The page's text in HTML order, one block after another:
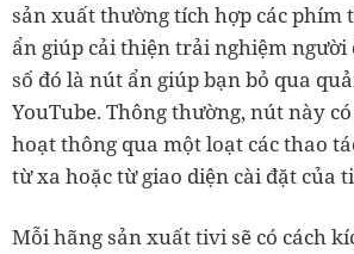
sản xuất thường tích hợp các phím
ẩn giúp cải thiện trải nghiệm
số đó là nút ẩn giúp bạn bỏ qua
YouTube. Thông thường, nút này
hoạt thông qua một loạt các thao
từ xa hoặc từ giao diện cài đặt của
Mỗi hãng sản xuất tivi sẽ có cách